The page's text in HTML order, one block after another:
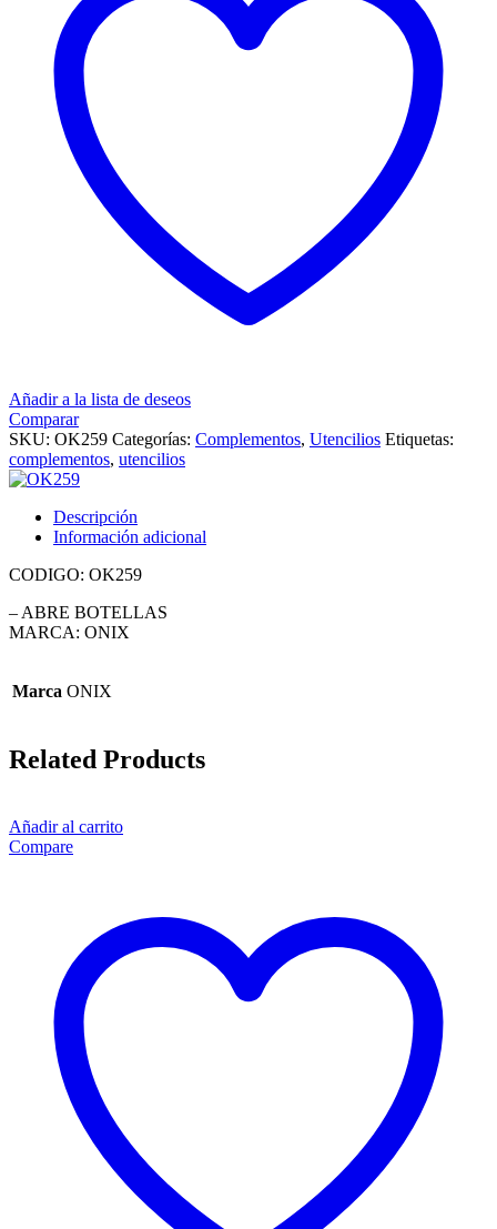
Añadir a la lista de deseos
Comparar
SKU: OK259 Categorías: Complementos, Utencilios Etiquetas:
complementos, utencilios
Descripción
Información adicional
CODIGO: OK259
– ABRE BOTELLAS
MARCA: ONIX
Marca ONIX
Related Products
Añadir al carrito
Compare